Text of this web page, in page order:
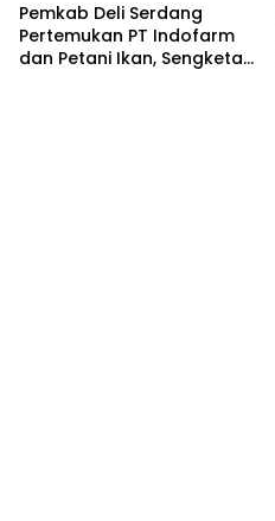
Pemkab Deli Serdang
Pertemukan PT Indofarm
dan Petani Ikan, Sengketa